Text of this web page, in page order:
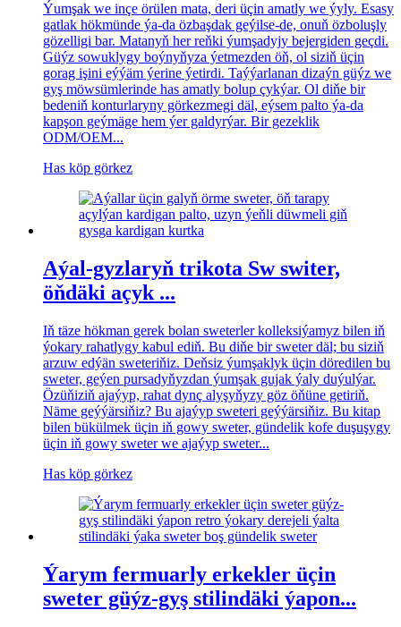
Ýumşak we inçe örülen mata, deri üçin amatly we ýyly. Esasy
gatlak hökmünde ýa-da özbaşdak geýilse-de, onuň özboluşly
gözelligi bar. Matanyň her reňki ýumşadyjy bejergiden geçdi.
Güýz sowuklygy boýnyňyza ýetmezden öň, ol siziň üçin
gorag işini eýýäm ýerine ýetirdi. Taýýarlanan dizaýn güýz we
gyş möwsümlerinde has amatly bolup çykýar. Ol diňe bir
bedeniň konturlaryny görkezmegi däl, eýsem palto ýa-da
kapşon geýmäge hem ýer galdyrýar. Bir gezeklik
ODM/OEM...
Has köp görkez
Aýal-gyzlaryň trikota Sw switer,
öňdäki açyk ...
Iň täze hökman gerek bolan sweterler kolleksiýamyz bilen iň
ýokary rahatlygy kabul ediň. Bu diňe bir sweter däl; bu siziň
arzuw edýän sweteriňiz. Deňsiz ýumşaklyk üçin döredilen bu
sweter, geýen pursadyňyzdan ýumşak gujak ýaly duýulýar.
Özüňiziň ajaýyp, rahat dynç alyşyňyzy göz öňüne getiriň.
Näme geýýärsiňiz? Bu ajaýyp sweteri geýýärsiňiz. Bu kitap
bilen bükülmek üçin iň gowy sweter, gündelik kofe duşuşygy
üçin iň gowy sweter we ajaýyp sweter...
Has köp görkez
Ýarym fermuarly erkekler üçin
sweter güýz-gyş stilindäki ýapon...